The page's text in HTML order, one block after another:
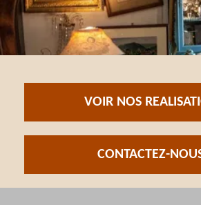
VOIR NOS
CONTACTEZ-